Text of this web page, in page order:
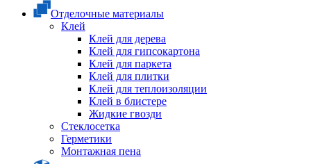
Отделочные материалы
Клей
Клей для дерева
Клей для гипсокартона
Клей для паркета
Клей для плитки
Клей для теплоизоляции
Клей в блистере
Жидкие гвозди
Стеклосетка
Герметики
Монтажная пена